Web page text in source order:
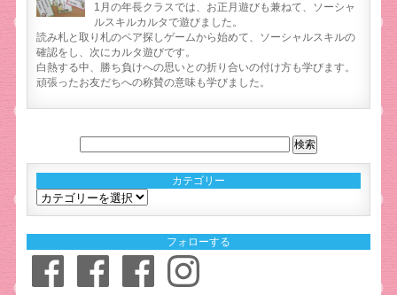
1月の年長クラスでは、お正月遊びも兼ねて、ソーシャ
ルスキルカルタで遊びました。
読み札と取り札のペア探しゲームから始めて、ソーシャルスキルの
確認をし、次にカルタ遊びです。
白熱する中、勝ち負けへの思いとの折り合いの付け方も学びます。
頑張ったお友だちへの称賛の意味も学びました。
カテゴリー
カ
フォローする
Facebook
Facebook Facebook Instagram